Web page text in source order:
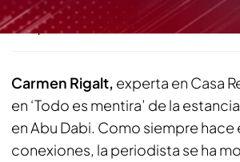
Compartir
Carmen Rigalt, experta en Casa
en ‘Todo es mentira’ de la
en Abu Dabi. Como siempre hace
conexiones, la periodista se ha